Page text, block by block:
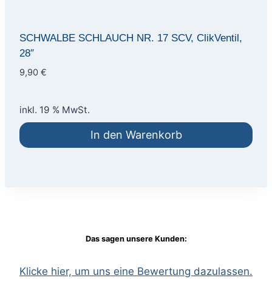
SCHWALBE SCHLAUCH NR. 17 SCV, ClikVentil,
28″
9,90 €
inkl. 19 % MwSt.
In den Warenkorb
Das sagen unsere Kunden:
Klicke hier, um uns eine Bewertung dazulassen.